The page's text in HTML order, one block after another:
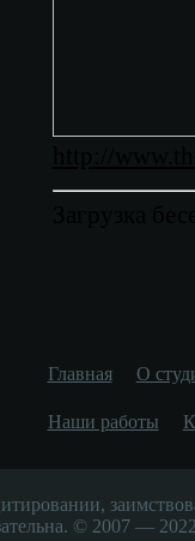
Главная О
Наши работы
© 2007 —